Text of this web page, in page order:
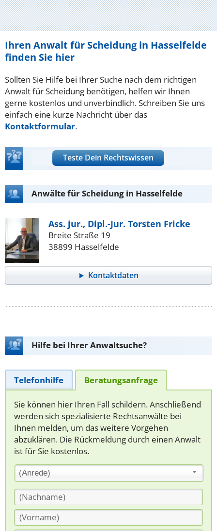
Ihren Anwalt für Scheidung in Hasselfelde
finden Sie hier
Sollten Sie Hilfe bei Ihrer Suche nach dem richtigen
Anwalt für Scheidung benötigen, helfen wir Ihnen
gerne kostenlos und unverbindlich. Schreiben Sie uns
einfach eine kurze Nachricht über das
Kontaktformular.
Teste Dein Rechtswissen
Anwälte für Scheidung in Hasselfelde
Ass. jur., Dipl.-Jur. Torsten Fricke
Breite Straße 19
38899 Hasselfelde
Kontaktdaten
Hilfe bei Ihrer Anwaltsuche?
Telefonhilfe Beratungsanfrage
Sie können hier Ihren Fall schildern. Anschließend
werden sich spezialisierte Rechtsanwälte bei
Ihnen melden, um das weitere Vorgehen
abzuklären. Die Rückmeldung durch einen Anwalt
ist für Sie kostenlos.
(Anrede)